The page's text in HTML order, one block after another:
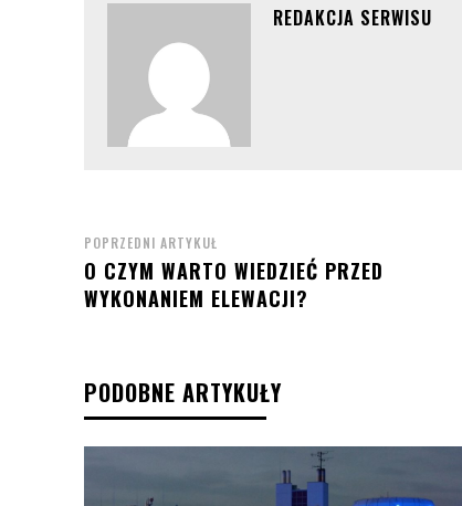
REDAKCJA SERWISU
POPRZEDNI ARTYKUŁ
O CZYM WARTO WIEDZIEĆ PRZED
WYKONANIEM ELEWACJI?
PODOBNE ARTYKUŁY